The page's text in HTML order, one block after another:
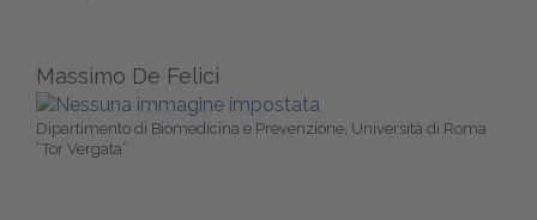
Massimo De Felici
Dipartimento di Biomedicina e Prevenzione, Università di Roma
“Tor Vergata”